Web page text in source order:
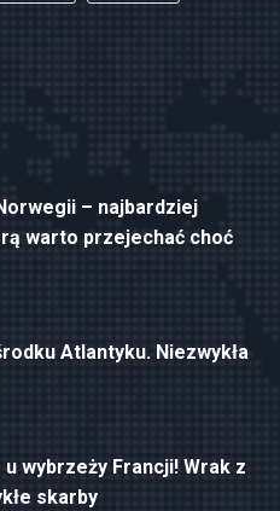
– najbardziej
warto przejechać choć
Atlantyku. Niezwykła
wybrzeży Francji! Wrak z
skarby